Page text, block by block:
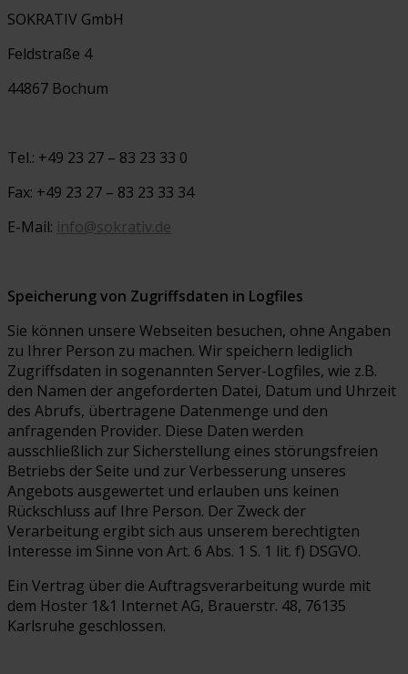
SOKRATIV GmbH
Feldstraße 4
44867 Bochum
Tel.: +49 23 27 – 83 23 33 0
Fax: +49 23 27 – 83 23 33 34
E-Mail: info@sokrativ.de
Speicherung von Zugriffsdaten in Logfiles
Sie können unsere Webseiten besuchen, ohne Angaben
zu Ihrer Person zu machen. Wir speichern lediglich
Zugriffsdaten in sogenannten Server-Logfiles, wie z.B.
den Namen der angeforderten Datei, Datum und Uhrzeit
des Abrufs, übertragene Datenmenge und den
anfragenden Provider. Diese Daten werden
ausschließlich zur Sicherstellung eines störungsfreien
Betriebs der Seite und zur Verbesserung unseres
Angebots ausgewertet und erlauben uns keinen
Rückschluss auf Ihre Person. Der Zweck der
Verarbeitung ergibt sich aus unserem berechtigten
Interesse im Sinne von Art. 6 Abs. 1 S. 1 lit. f) DSGVO.
Ein Vertrag über die Auftragsverarbeitung wurde mit
dem Hoster 1&1 Internet AG, Brauerstr. 48, 76135
Karlsruhe geschlossen.